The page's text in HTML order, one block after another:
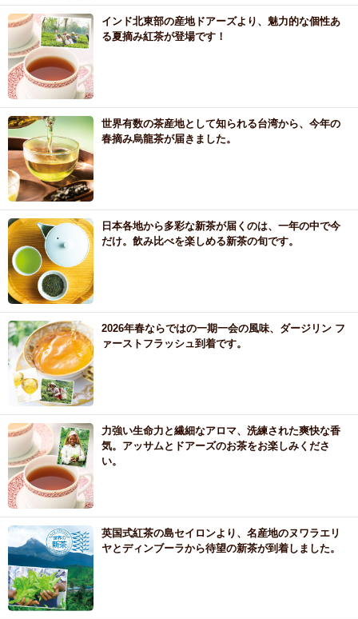
インド北東部の産地ドアーズより、魅力的な個性あ
る夏摘み紅茶が登場です！
世界有数の茶産地として知られる台湾から、今年の
春摘み烏龍茶が届きました。
日本各地から多彩な新茶が届くのは、一年の中で今
だけ。飲み比べを楽しめる新茶の旬です。
2026年春ならではの一期一会の風味、ダージリン フ
ァーストフラッシュ到着です。
力強い生命力と繊細なアロマ、洗練された爽快な香
気。アッサムとドアーズのお茶をお楽しみくださ
い。
英国式紅茶の島セイロンより、名産地のヌワラエリ
ヤとディンブーラから待望の新茶が到着しました。